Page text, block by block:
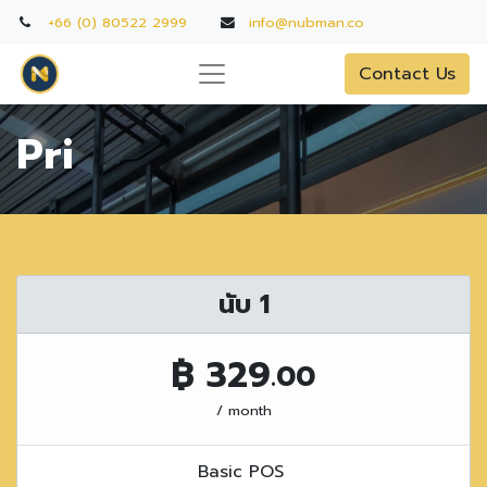
+66 (0) 80522 2999 info@nubman.co
Contact Us
Pri
นับ 1
฿ 329.00
/ month
Basic POS